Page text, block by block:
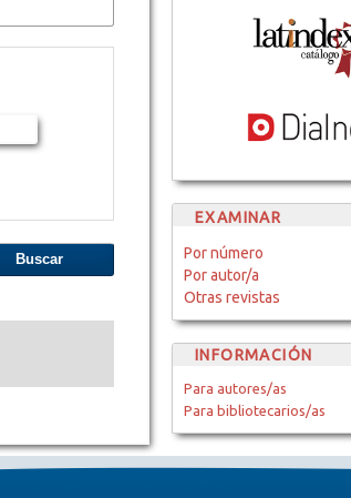
Buscar
EXAMINAR
Por número
Por autor/a
Otras revistas
INFORMACIÓN
Para autores/as
Para bibliotecarios/as